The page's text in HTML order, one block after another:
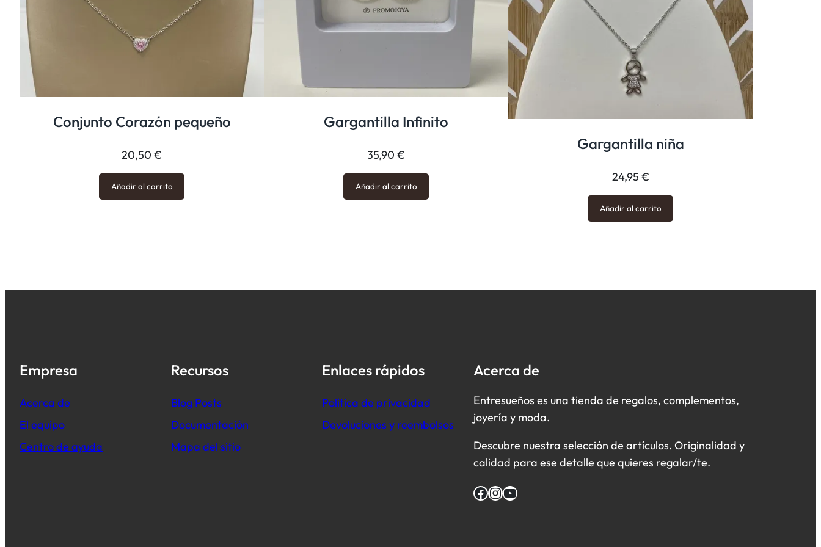
Conjunto Corazón pequeño
20,50 €
Añadir al carrito
Gargantilla Infinito
35,90 €
Añadir al carrito
Gargantilla niña
24,95 €
Añadir al carrito
Empresa
Acerca de
El equipo
Centro de ayuda
Recursos
Blog Posts
Documentación
Mapa del sitio
Enlaces rápidos
Política de privacidad
Devoluciones y reembolsos
Acerca de
Entresueños es una tienda de regalos, complementos,
joyería y moda.
Descubre nuestra selección de artículos. Originalidad y
calidad para ese detalle que quieres regalar/te.
Facebook InstagramYouTube